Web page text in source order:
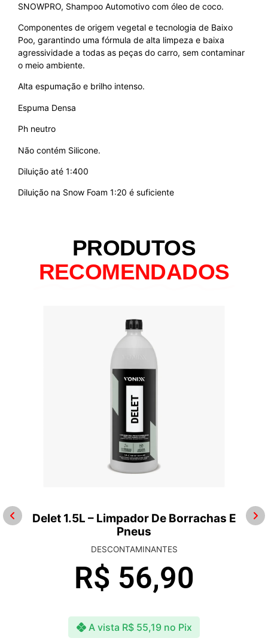
SNOWPRO, Shampoo Automotivo com óleo de coco.
Componentes de origem vegetal e tecnologia de Baixo
Poo, garantindo uma fórmula de alta limpeza e baixa
agressividade a todas as peças do carro, sem contaminar
o meio ambiente.
Alta espumação e brilho intenso.
Espuma Densa
Ph neutro
Não contém Silicone.
Diluição até 1:400
Diluição na Snow Foam 1:20 é suficiente
PRODUTOS
RECOMENDADOS
Delet 1.5L – Limpador De Borrachas E
Pneus
DESCONTAMINANTES
R$ 56,90
A vista R$55,19 no Pix